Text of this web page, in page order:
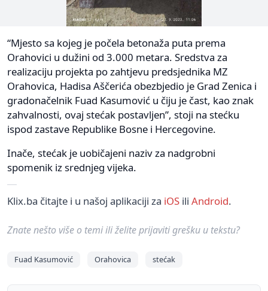
“Mjesto sa kojeg je počela betonaža puta prema
Orahovici u dužini od 3.000 metara. Sredstva za
realizaciju projekta po zahtjevu predsjednika MZ
Orahovica, Hadisa Aščerića obezbjedio je Grad Zenica i
gradonačelnik Fuad Kasumović u čiju je čast, kao znak
zahvalnosti, ovaj stećak postavljen”, stoji na stećku
ispod zastave Republike Bosne i Hercegovine.
Inače, stećak je uobičajeni naziv za nadgrobni
spomenik iz srednjeg vijeka.
Klix.ba čitajte i u našoj aplikaciji za iOS ili Android.
Znate nešto više o temi ili želite prijaviti grešku u tekstu?
Fuad Kasumović Orahovica stećak